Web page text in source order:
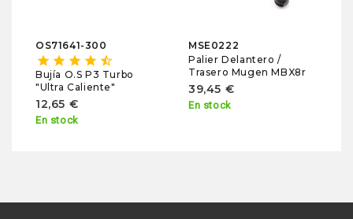
OS71641-300
star star star star star_half
Bujía O.S P3 Turbo
"Ultra Caliente"
12,65 €
En stock
MSE0222
Palier Delantero /
Trasero Mugen MBX8r
39,45 €
En stock